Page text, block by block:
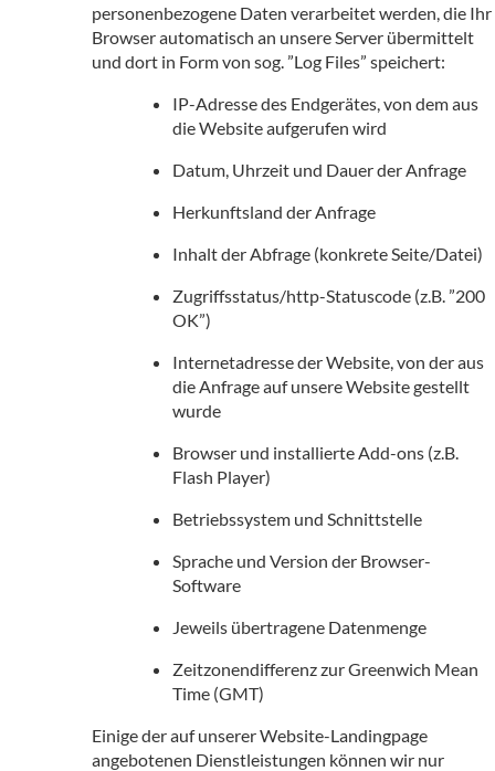
personenbezogene Daten verarbeitet werden, die Ihr
Browser automatisch an unsere Server übermittelt
und dort in Form von sog. ”Log Files” speichert:
IP-Adresse des Endgerätes, von dem aus
die Website aufgerufen wird
Datum, Uhrzeit und Dauer der Anfrage
Herkunftsland der Anfrage
Inhalt der Abfrage (konkrete Seite/Datei)
Zugriffsstatus/http-Statuscode (z.B. ”200
OK”)
Internetadresse der Website, von der aus
die Anfrage auf unsere Website gestellt
wurde
Browser und installierte Add-ons (z.B.
Flash Player)
Betriebssystem und Schnittstelle
Sprache und Version der Browser-
Software
Jeweils übertragene Datenmenge
Zeitzonendifferenz zur Greenwich Mean
Time (GMT)
Einige der auf unserer Website-Landingpage
angebotenen Dienstleistungen können wir nur